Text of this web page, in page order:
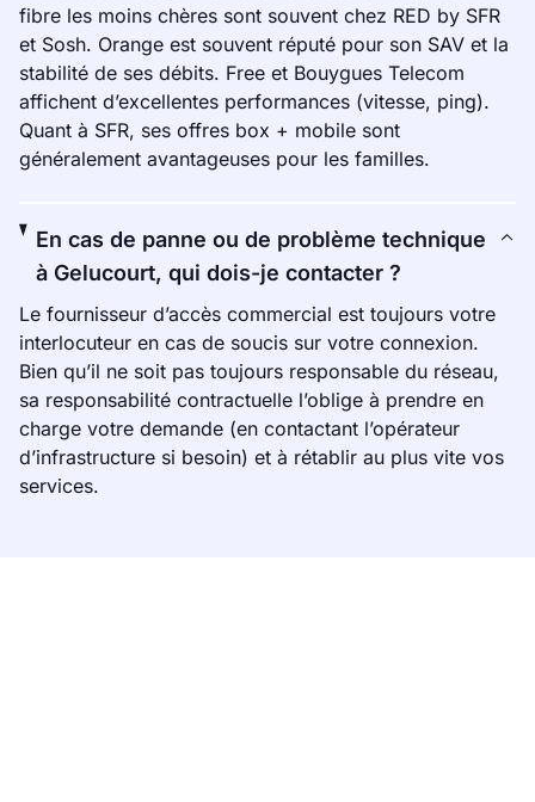
fibre les moins chères sont souvent chez RED by SFR
et Sosh. Orange est souvent réputé pour son SAV et la
stabilité de ses débits. Free et Bouygues Telecom
affichent d’excellentes performances (vitesse, ping).
Quant à SFR, ses offres box + mobile sont
généralement avantageuses pour les familles.
En cas de panne ou de problème technique
à Gelucourt, qui dois-je contacter ?
Le fournisseur d’accès commercial est toujours votre
interlocuteur en cas de soucis sur votre connexion.
Bien qu’il ne soit pas toujours responsable du réseau,
sa responsabilité contractuelle l’oblige à prendre en
charge votre demande (en contactant l’opérateur
d’infrastructure si besoin) et à rétablir au plus vite vos
services.